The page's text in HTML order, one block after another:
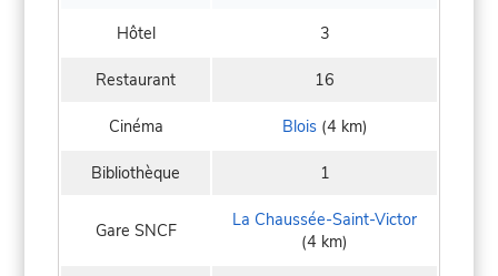
Hôtel 3
Restaurant 16
Cinéma Blois(4 km)
Bibliothèque 1
Gare SNCF
La Chaussée-Saint-Victor
(4 km)